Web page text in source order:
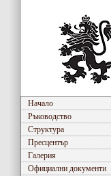
Начало
Ръководство
Структура
Пресцентър
Галерия
Официални документи